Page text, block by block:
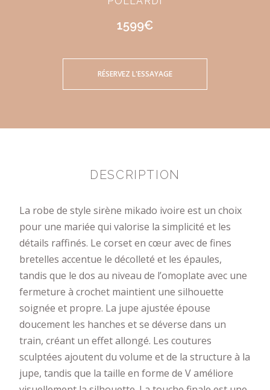
1599€
RÉSERVEZ L'ESSAYAGE
DESCRIPTION
La robe de style sirène mikado ivoire est un choix
pour une mariée qui valorise la simplicité et les
détails raffinés. Le corset en cœur avec de fines
bretelles accentue le décolleté et les épaules,
tandis que le dos au niveau de l’omoplate avec une
fermeture à crochet maintient une silhouette
soignée et propre. La jupe ajustée épouse
doucement les hanches et se déverse dans un
train, créant un effet allongé. Les coutures
sculptées ajoutent du volume et de la structure à la
jupe, tandis que la taille en forme de V améliore